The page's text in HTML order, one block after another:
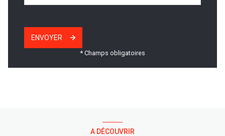
ENVOYER
* Champs obligatoires
A DÉCOUVRIR